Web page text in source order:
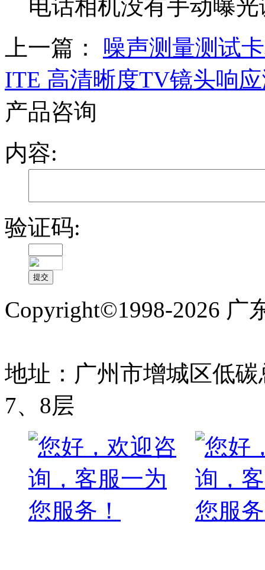
电话相机没有手动曝
上一篇： 噪声测量测试
ITE 高清晰度TV镜头响
产品咨询
内容:
验证码:
Copyright©1998-2026 广
地址：广州市增城区低
7、8层